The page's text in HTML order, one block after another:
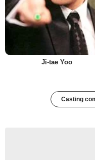
Ji-tae Yoo
Casting